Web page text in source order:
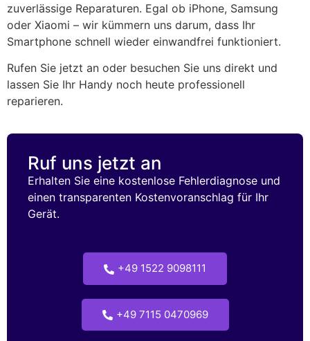
zuverlässige Reparaturen. Egal ob iPhone, Samsung
oder Xiaomi – wir kümmern uns darum, dass Ihr
Smartphone schnell wieder einwandfrei funktioniert.
Rufen Sie jetzt an oder besuchen Sie uns direkt und
lassen Sie Ihr Handy noch heute professionell
reparieren.
Ruf uns jetzt an
Erhalten Sie eine kostenlose Fehlerdiagnose und
einen transparenten Kostenvoranschlag für Ihr
Gerät.
+49 1522 9098111
+49 7115 0470969